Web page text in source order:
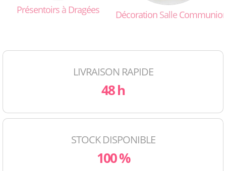
Présentoirs àDragées Décoration Salle
LIVRAISON RAPIDE
48 h
STOCK DISPONIBLE
100 %